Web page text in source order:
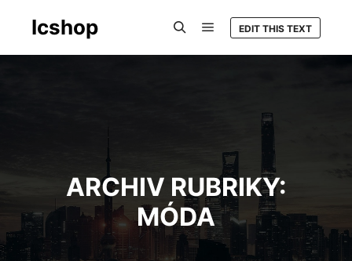
Icshop EDIT THIS TEXT
ARCHIV RUBRIKY:
MÓDA